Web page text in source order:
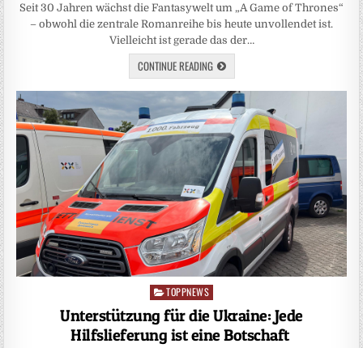
Seit 30 Jahren wächst die Fantasywelt um „A Game of Thrones“
– obwohl die zentrale Romanreihe bis heute unvollendet ist.
Vielleicht ist gerade das der…
CONTINUE READING
Posted
TOPPNEWS
Unterstützung für die Ukraine: Jede
Hilfslieferung ist eine Botschaft